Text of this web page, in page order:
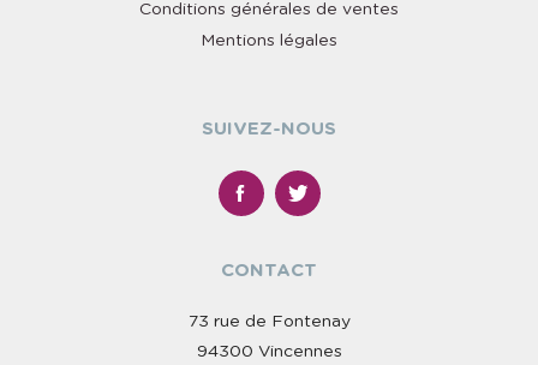
Conditions générales de ventes
Mentions légales
SUIVEZ-NOUS
CONTACT
73 rue de Fontenay
94300 Vincennes